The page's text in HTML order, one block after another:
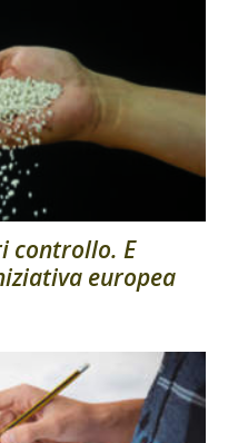
controllo. E
europea